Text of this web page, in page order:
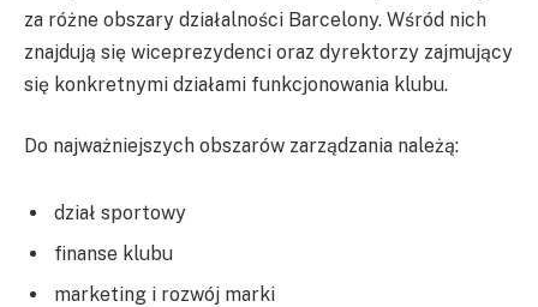
za różne obszary działalności Barcelony. Wśród nich
znajdują się wiceprezydenci oraz dyrektorzy zajmujący
się konkretnymi działami funkcjonowania klubu.
Do najważniejszych obszarów zarządzania należą:
dział sportowy
finanse klubu
marketing i rozwój marki